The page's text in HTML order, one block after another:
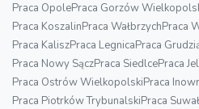
Praca OpolePraca Gorzów
Praca KoszalinPraca WałbrzychPraca
Praca KaliszPraca LegnicaPraca
Praca Nowy SączPraca SiedlcePraca
Praca Ostrów WielkopolskiPraca
Praca Piotrków TrybunalskiPraca